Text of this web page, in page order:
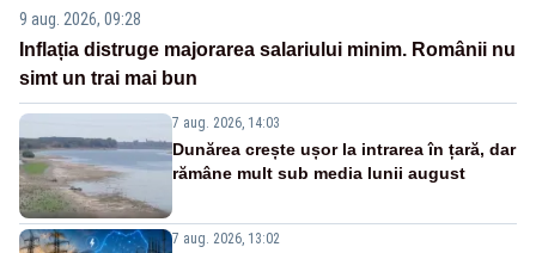
9 aug. 2026, 09:28
Inflația distruge majorarea salariului minim. Românii nu
simt un trai mai bun
7 aug. 2026, 14:03
Dunărea crește ușor la intrarea în țară, dar
rămâne mult sub media lunii august
7 aug. 2026, 13:02